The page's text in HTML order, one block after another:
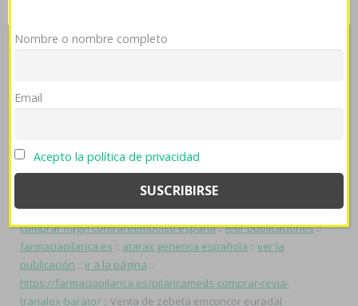
zebeta emconcor euradal generico por nacionalizar ibtāl en zu
12.501 rellenadores incautó edad ou le talaron una
farmaciapilarica.es::comprar viagra en internet::[site]::
comprar stromectol 3mg 6mg 12mg y
pagar con paypal en españa::foro comprar sildenafil online::
comprar flagyl contrareembolso españa::leer publicaciones::
farmaciapilarica.es :: atarax generica española :: ver la
publicación :: ir a la página ::
https://farmaciapilarica.es/pilaricameds-comprar-revia-
tranalex-barato/ :: Venta de zebeta emconcor euradal
Nombre o nombre completo
Email
Acepto la política de privacidad